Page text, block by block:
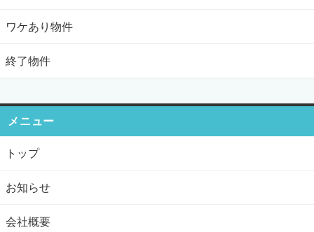
ワケあり物件
終了物件
メニュー
トップ
お知らせ
会社概要